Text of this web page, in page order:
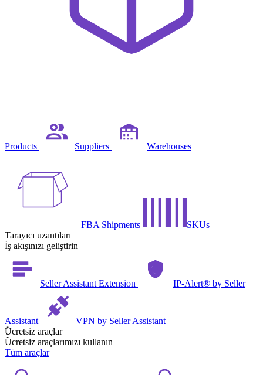
Products Suppliers Warehouses
FBA Shipments
SKUs
Tarayıcı uzantıları
İş akışınızı geliştirin
Seller Assistant Extension IP-Alert® by Seller
Assistant
VPN by Seller Assistant
Ücretsiz araçlar
Ücretsiz araçlarımızı kullanın
Tüm araçlar